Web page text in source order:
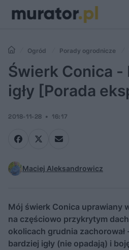
Ogród Porady ogrodnicze
[Porada eksperta]
Świerk Conica -
igły [Porada
2018-11-28 16:17
Maciej Aleksandrowicz
Mój świerk Conica uprawiany
na częściowo przykrytym
okolicach grudnia zachorował
bardziej igły (nie opadają) i